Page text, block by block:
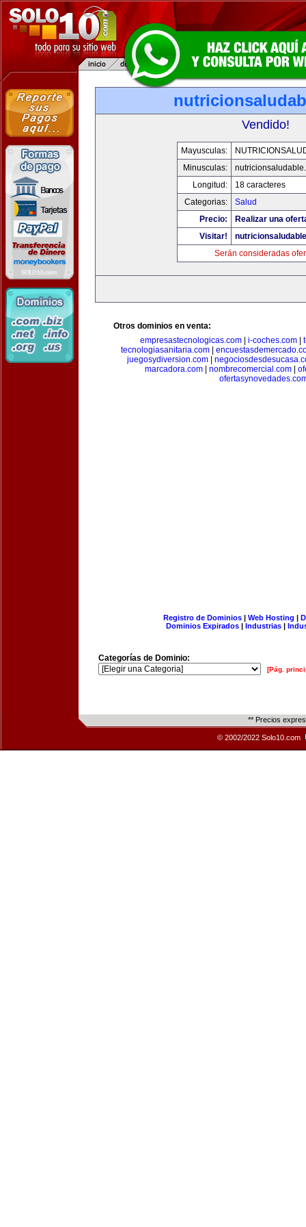
Vendido!
Mayusculas:
Minusculas:
Longitud:
18 caracteres
Categorias:
Salud
Precio:
Realizar una
Visitar!
Serán consideradas
Otros dominios en venta:
empresastecnologicas.com
i-coches.com
tecnologiasanitaria.com|
juegosydiversion.com
marcadora.com| nombrecomercial.com|
Registro de Dominios| Web Hosting |
Dominios Expirados | Industrias |
Categorías de Dominio:
[Pág.
** Precios
© 2002/2022 Solo10.com